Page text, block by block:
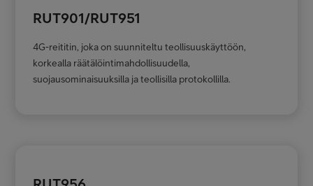
RUT901/RUT951
4G-reititin, joka on suunniteltu teollisuuskäyttöön,
korkealla räätälöintimahdollisuudella,
suojausominaisuuksilla ja teollisilla protokollilla.